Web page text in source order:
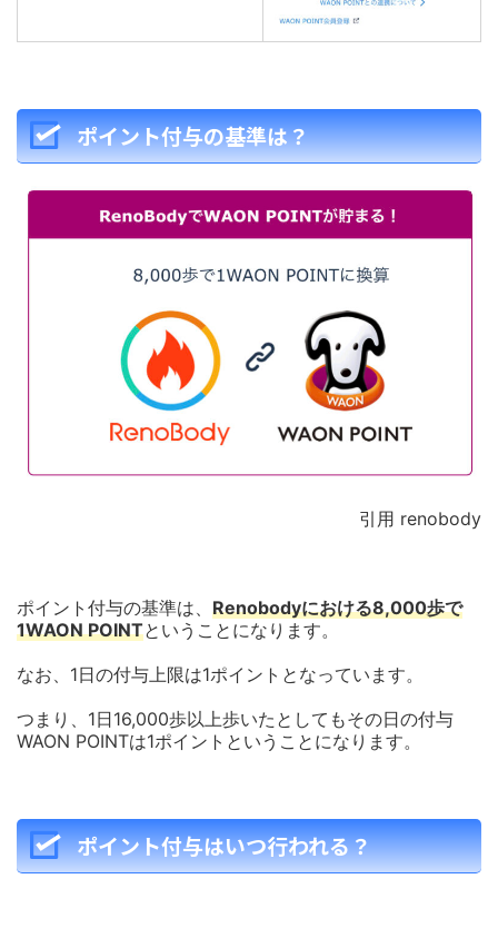
ポイント付与の基準は？
引用 renobody
ポイント付与の基準は、 Renobodyにおける8,000歩で
1WAON POINTということになります。
なお、1日の付与上限は1ポイントとなっています。
つまり、1日16,000歩以上歩いたとしてもその日の付与
WAON POINTは1ポイントということになります。
ポイント付与はいつ行われる？